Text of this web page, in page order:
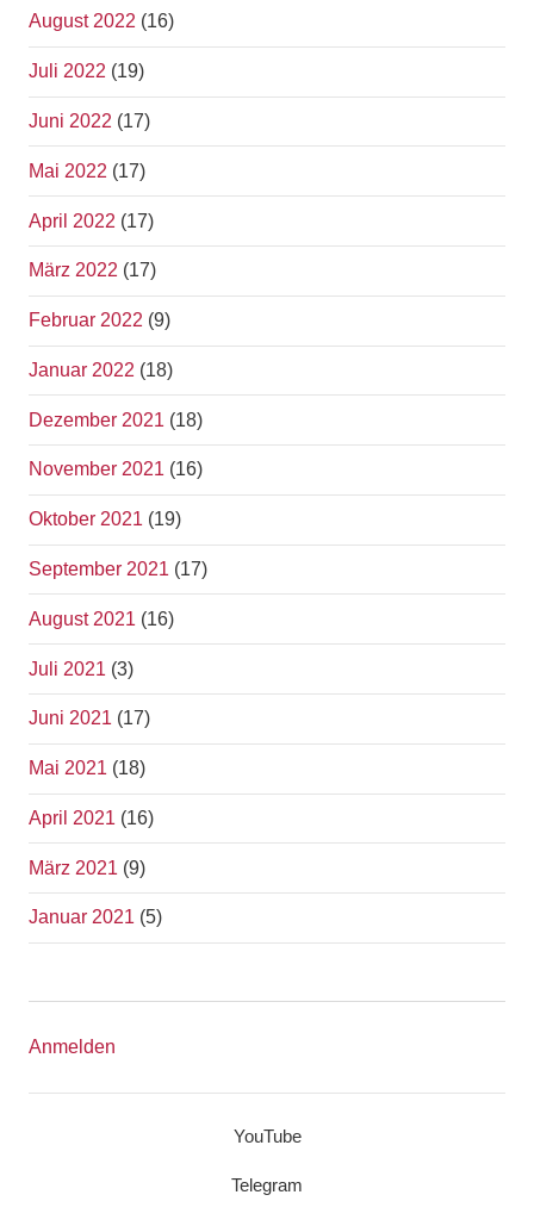
August 2022 (16)
Juli 2022 (19)
Juni 2022 (17)
Mai 2022 (17)
April 2022 (17)
März 2022 (17)
Februar 2022 (9)
Januar 2022 (18)
Dezember 2021 (18)
November 2021 (16)
Oktober 2021 (19)
September 2021 (17)
August 2021 (16)
Juli 2021 (3)
Juni 2021 (17)
Mai 2021 (18)
April 2021 (16)
März 2021 (9)
Januar 2021 (5)
Anmelden
YouTube
Telegram